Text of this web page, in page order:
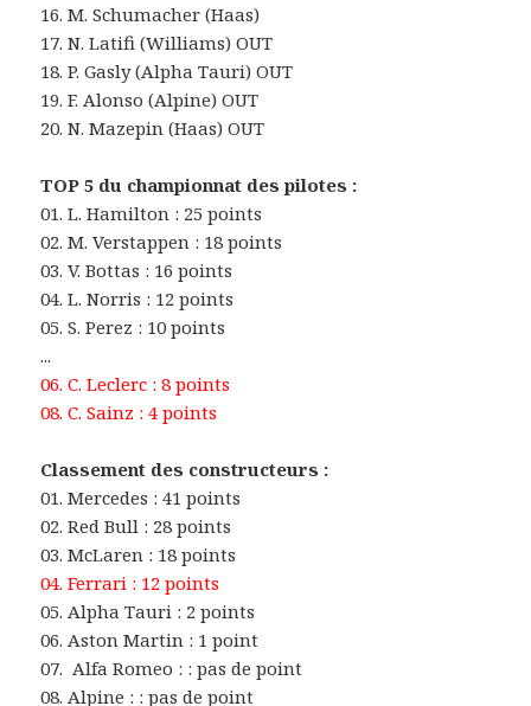
16. M. Schumacher (Haas)
17. N. Latifi (Williams) OUT
18. P. Gasly (Alpha Tauri) OUT
19. F. Alonso (Alpine) OUT
20. N. Mazepin (Haas) OUT
TOP 5 du championnat des pilotes :
01. L. Hamilton : 25 points
02. M. Verstappen : 18 points
03. V. Bottas : 16 points
04. L. Norris : 12 points
05. S. Perez : 10 points
...
06. C. Leclerc : 8 points
08. C. Sainz : 4 points
Classement des constructeurs :
01. Mercedes : 41 points
02. Red Bull : 28 points
03. McLaren : 18 points
04. Ferrari : 12 points
05. Alpha Tauri : 2 points
06. Aston Martin : 1 point
07. Alfa Romeo : : pas de point
08. Alpine : : pas de point